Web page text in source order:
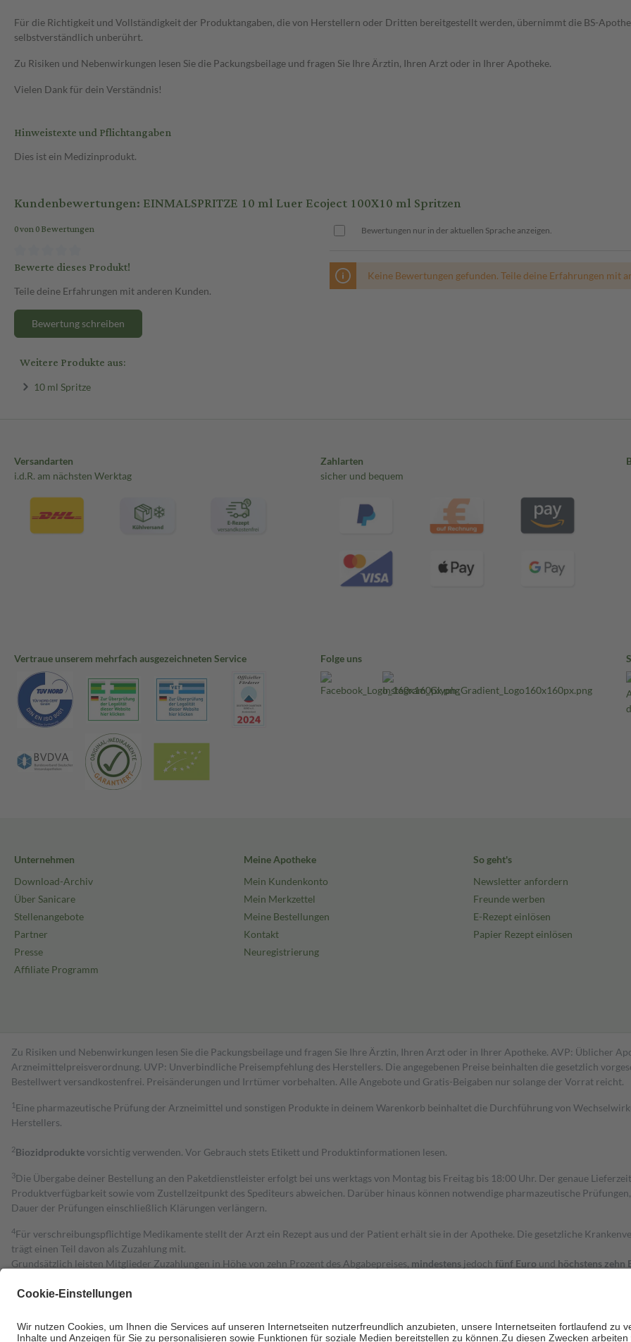
Für die Richtigkeit und Vollständigkeit der Produktangaben, die von Herstellern oder Dritten bereitgestellt werden, übernimmt die BS-
selbstverständlich unberührt.
Zu Risiken und Nebenwirkungen lesen Sie die Packungsbeilage und fragen Sie Ihre Ärztin, Ihren Arzt oder in Ihrer Apotheke.
Vielen Dank für dein Verständnis!
Hinweistexte und Pflichtangaben
Dies ist ein Medizinprodukt.
Kundenbewertungen: EINMALSPRITZE 10 ml Luer Ecoject 100X10 ml Spritzen
0 von 0 Bewertungen
Bewerte dieses Produkt!
Teile deine Erfahrungen mit anderen Kunden.
Bewertung schreiben
Bewertungen nur in der aktuellen Sprache anzeigen.
Keine Bewertungen gefunden. Teile deine Erfahrungen mit
Weitere Produkte aus:
10 ml Spritze
Versandarten
i.d.R. am nächsten Werktag
Zahlarten
sicher und bequem
Vertraue unserem mehrfach ausgezeichneten Service Folge uns
Unternehmen
Download-Archiv
Über Sanicare
Stellenangebote
Partner
Presse
Affiliate Programm
Meine Apotheke
Mein Kundenkonto
Mein Merkzettel
Meine Bestellungen
Kontakt
Neuregistrierung
So geht's
Newsletter anfordern
Freunde werben
E-Rezept einlösen
Papier Rezept einlösen
Zu Risiken und Nebenwirkungen lesen Sie die Packungsbeilage und fragen Sie Ihre Ärztin, Ihren Arzt oder in Ihrer Apotheke. AVP: Üblicher
Arzneimittelpreisverordnung. UVP: Unverbindliche Preisempfehlung des Herstellers. Die angegebenen Preise beinhalten die gesetzlich
Bestell­wert versand­kosten­frei. Preisänderungen und Irrtümer vorbehalten. Alle Angebote und Gratis-Beigaben nur solange der Vorrat reicht.
1 Eine pharmazeutische Prüfung der Arzneimittel und sonstigen Produkte in deinem Warenkorb beinhaltet die Durchführung von
Herstellers.
2Biozidproduktevorsichtig verwenden. Vor Gebrauch stets Etikett und Produktinformationen lesen.
3Die Übergabe deiner Bestellung an den Paketdienstleister erfolgt bei uns werktags von Montag bis Freitag bis 18:00 Uhr. Der genaue
Produktverfügbarkeit sowie vom Zustellzeitpunkt des Spediteurs abweichen. Darüber hinaus können notwendige pharmazeutische
Dauer der Prüfungen einschließlich Klärungen verlängern.
4Für verschreibungspflichtige Medikamente stellt der Arzt ein Rezept aus und der Patient erhält sie in der Apotheke. Die gesetzliche
trägt einen Teil davon als Zuzahlung mit.
Grundsätzlich leisten Mitglieder Zuzahlungen in Höhe von zehn Prozent des Abgabepreises, mindestens jedoch fünf Euro und höchstens zehn
Diese Regeln gelten grundsätzlich auch für Online-Apotheken.
Um das Engagement der Versicherten für ihre eigene Gesundheit zu stärken und die besondere Stellung der Familie zu unterstützen, fallen
• Kindern und Jugendlichen bis zum vollendeten 18. Lebensjahr mit Ausnahme der Fahrkosten